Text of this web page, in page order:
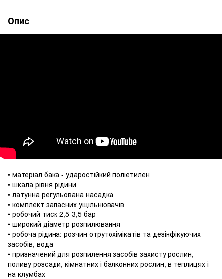
Опис
• матеріал бака - ударостійкий поліетилен
• шкала рівня рідини
• латунна регульована насадка
• комплект запасних ущільнювачів
• робочий тиск 2,5-3,5 бар
• широкий діаметр розпилювання
• робоча рідина: розчин отрутохімікатів та дезінфікуючих
засобів, вода
• призначений для розпилення засобів захисту рослин,
поливу розсади, кімнатних і балконних рослин, в теплицях і
на клумбах